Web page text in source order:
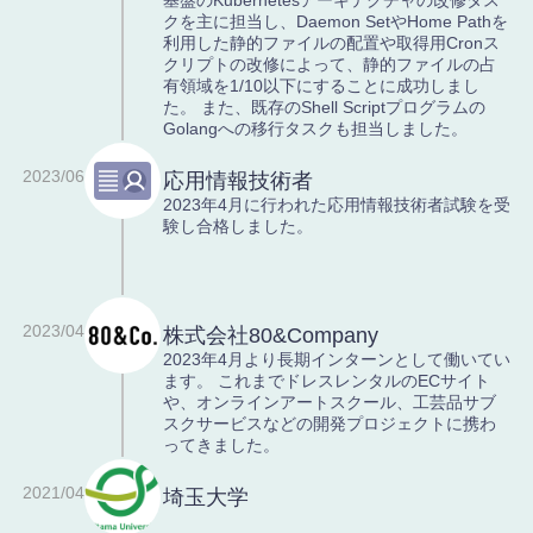
Linux
普段の開発環境で
す。ubuntuを使って
ます。
Nginx
ISUCONとか普段の
開発とかで使いま
激弱だからもっ...
クを主に担当し、Daemon SetやHome Pathを
利用した静的ファイルの配置や取得用Cronス
クリプトの改修によって、静的ファイルの占
有領域を1/10以下にすることに成功しまし
た。 また、既存のShell Scriptプログラムの
Golangへの移行タスクも担当しました。
2023/06 応用情報技術者
2023年4月に行われた応用情報技術者試験を受
験し合格しました。
2023/04 株式会社80&Company
2023年4月より長期インターンとして働いてい
ます。 これまでドレスレンタルのECサイト
や、オンラインアートスクール、工芸品サブ
スクサービスなどの開発プロジェクトに携わ
ってきました。
2021/04 埼玉大学